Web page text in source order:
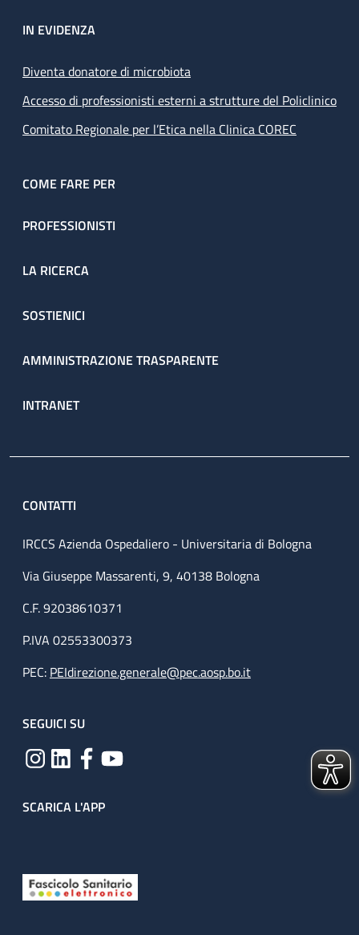
IN EVIDENZA
Diventa donatore di microbiota
Accesso di professionisti esterni a strutture del Policlinico
Comitato Regionale per l’Etica nella Clinica COREC
COME FARE PER
PROFESSIONISTI
LA RICERCA
SOSTIENICI
AMMINISTRAZIONE TRASPARENTE
INTRANET
CONTATTI
IRCCS Azienda Ospedaliero - Universitaria di Bologna
Via Giuseppe Massarenti, 9, 40138 Bologna
C.F. 92038610371
P.IVA 02553300373
PEC: PEIdirezione.generale@pec.aosp.bo.it
SEGUICI SU
SCARICA L'APP